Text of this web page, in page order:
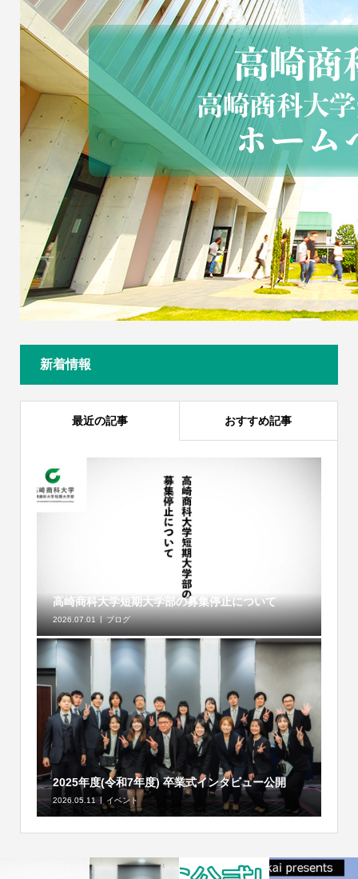
新着情報
最近の記事 おすすめ記事
高崎商科大学短期大学部の募集停止について
2026.07.01 ブログ
2025年度(令和7年度) 卒業式インタビュー公開
2026.05.11 イベント